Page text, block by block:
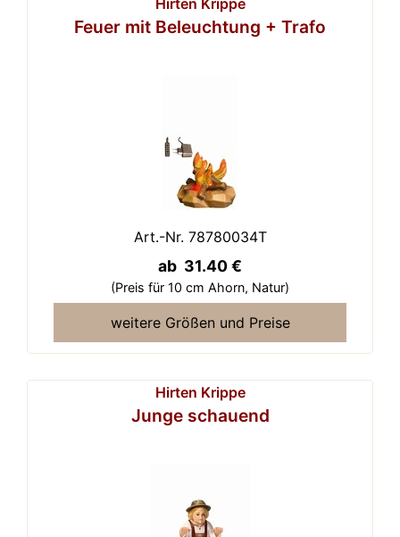
Hirten Krippe
Feuer mit Beleuchtung + Trafo
Art.-Nr. 78780034T
ab 31.40 €
(Preis für 10 cm Ahorn, Natur)
weitere Größen und Preise
Hirten Krippe
Junge schauend